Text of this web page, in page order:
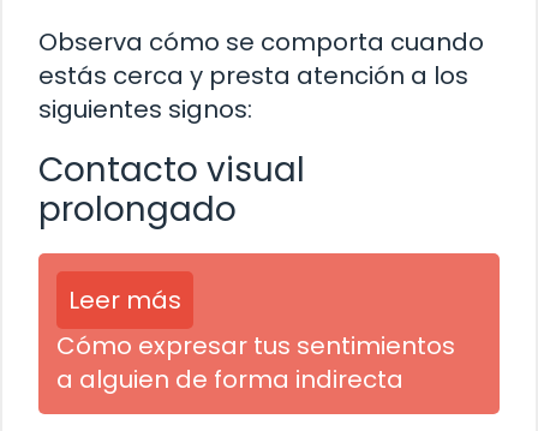
Observa cómo se comporta cuando
estás cerca y presta atención a los
siguientes signos:
Contacto visual
prolongado
Leer más
Cómo expresar tus sentimientos
a alguien de forma indirecta